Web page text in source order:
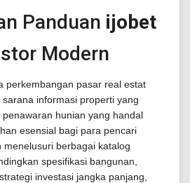
Panduan ijobet
Modern
perkembangan pasar real estat
informasi properti yang
hunian yang handal
esensial bagi para pencari
menelusuri berbagai katalog
spesifikasi bangunan,
investasi jangka panjang,